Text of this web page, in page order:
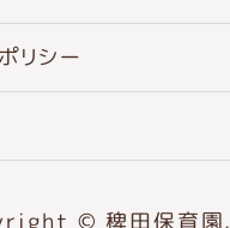
リシー
© 稗田保育園.